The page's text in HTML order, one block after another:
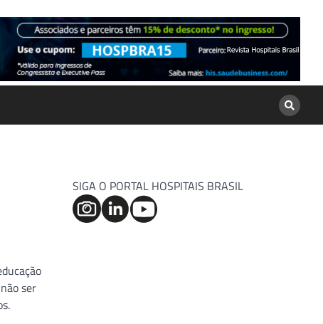
ser
SIGA O PORTAL HOSPITAIS BRASIL